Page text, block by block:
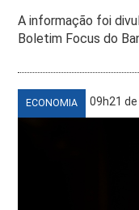
A informação foi
Boletim Focus do
ECONOMIA 09h21